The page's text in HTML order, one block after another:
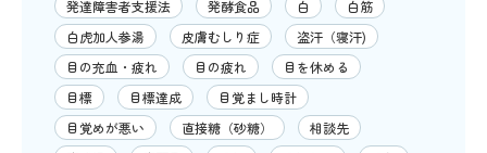
発達障害者支援法
発酵食品 白
白筋
白虎加人参湯
皮膚むしり症
盗汗（寝汗)
目の充血・疲れ
目の疲れ
目を休める
目標
目標達成
目覚まし時計
目覚めが悪い
直接糖（砂糖）
相談先